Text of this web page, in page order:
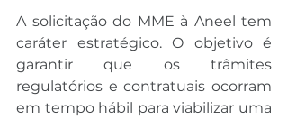
A solicitação do MME à Aneel tem
caráter estratégico. O objetivo é
garantir que os trâmites
regulatórios e contratuais ocorram
em tempo hábil para viabilizar uma